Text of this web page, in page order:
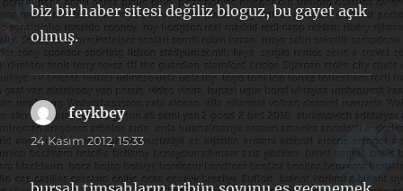
biz bir haber sitesi değiliz bloguz, bu gayet açık
olmuş.
feykbeydedi
ki:
24 Kasım 2012, 15:33